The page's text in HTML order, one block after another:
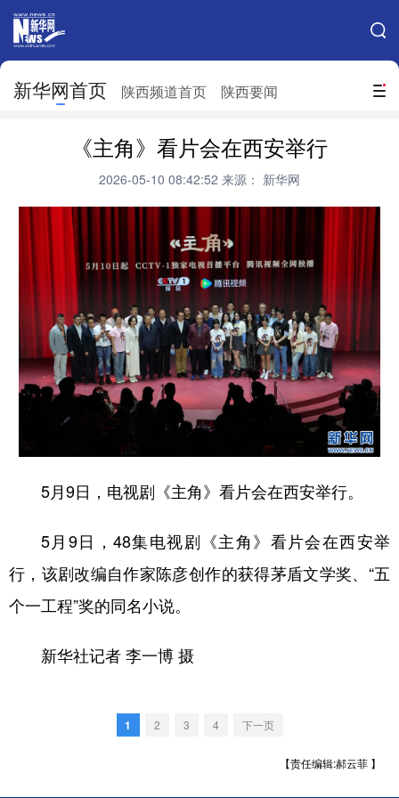
搜索
新华网首页 陕西频道首页 陕西要闻
网站地图
天津 河北
浙江
山东 河南 湖北
广东 广西 海南 重庆
四川 贵州 云南 西藏
陕西 甘肃 青海 宁夏
新疆 内蒙古
《主角》看片会在西安举行
2026-05-10 08:42:52 来源： 新华网
5月9日，电视剧《主角》看片会在西安举行。
5月9日，48集电视剧《主角》看片会在西安举
行，该剧改编自作家陈彦创作的获得茅盾文学奖、“五
个一工程”奖的同名小说。
新华社记者 李一博 摄
1 2 3 4 下一页
【责任编辑:郝云菲 】